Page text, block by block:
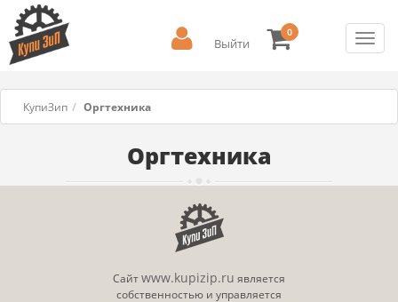
Выйти
0
КупиЗип Оргтехника
Оргтехника
Сайтwww.kupizip.ru является
собственностью и управляется